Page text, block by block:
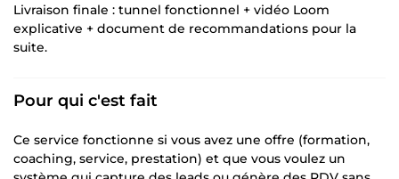
Livraison finale : tunnel fonctionnel + vidéo Loom
explicative + document de recommandations pour la
suite.
Pour qui c'est fait
Ce service fonctionne si vous avez une offre (formation,
coaching, service, prestation) et que vous voulez un